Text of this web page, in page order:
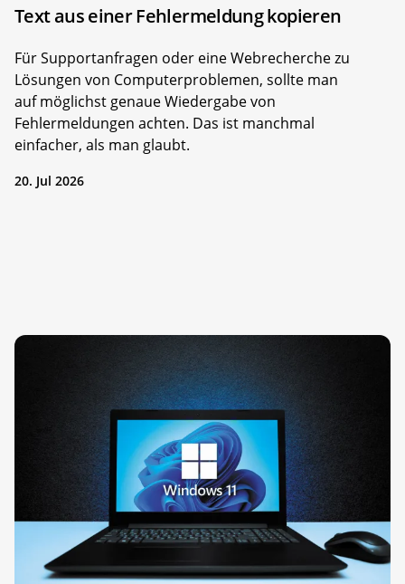
Text aus einer Fehlermeldung kopieren
Für Supportanfragen oder eine Webrecherche zu
Lösungen von Computerproblemen, sollte man
auf möglichst genaue Wiedergabe von
Fehlermeldungen achten. Das ist manchmal
einfacher, als man glaubt.
20. Jul 2026